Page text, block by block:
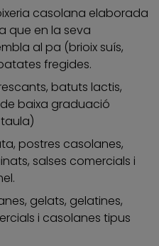
casolana elaborada
que en la seva
al pa (brioix suís,
fregides.
batuts lactis,
baixa graduació
postres casolanes,
salses comercials i
gelats, gelatines,
i casolanes tipus